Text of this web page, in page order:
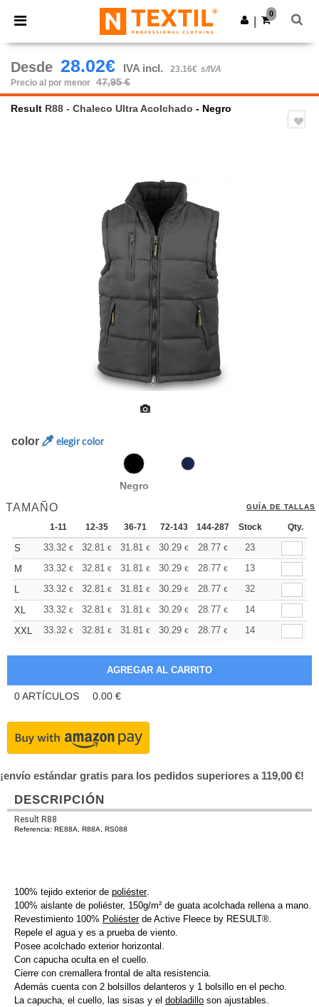
× App de Ntextil
¡Mejores precios en app!
Descargar app
0
Desde 28.02€ IVA incl. 23.16€ s/IVA
Precio al por menor 47,95 €
Result R88 - Chaleco Ultra Acolchado - Negro
color elegir color
Negro
TAMAÑO GUÍA DE TALLAS
1-11 12-35 36-71 72-143 144-287 288 + Más
Stock Qty.
S 33.32 € 32.81 € 31.81 € 30.29 € 28.77 € 28.02
23
M
33.32 € 32.81 € 31.81 € 30.29 € 28.77 € 28.02
13
L
33.32 € 32.81 € 31.81 € 30.29 € 28.77 € 28.02
32
XL
33.32 € 32.81 € 31.81 € 30.29 € 28.77 € 28.02
14
XXL
33.32 € 32.81 € 31.81 € 30.29 € 28.77 € 28.02
14
0ARTÍCULOS 0.00 €
¡envío estándar gratis para los pedidos superiores a 119,00 €!
DESCRIPCIÓN
Result R88
Referencia: RE88A, R88A, RS088
100% tejido exterior de poliéster.
100% aislante de poliéster, 150g/m² de guata acolchada rellena a mano.
Revestimiento 100% Poliésterde Active Fleece by RESULT®.
Repele el agua y es a prueba de viento.
Posee acolchado exterior horizontal.
Con capucha oculta en el cuello.
Cierre con cremallera frontal de alta resistencia.
Además cuenta con 2 bolsillos delanteros y 1 bolsillo en el pecho.
La capucha, el cuello, las sisas y el dobladillo son ajustables.